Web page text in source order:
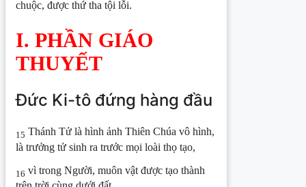
chuộc, được thứ tha tội lỗi.
I. PHẦN GIÁO
THUYẾT
Đức Ki-tô đứng hàng đầu
15 Thánh Tử là hình ảnh Thiên Chúa vô hình,
là trưởng tử sinh ra trước mọi loài thọ tạo,
16 vì trong Người, muôn vật được tạo thành